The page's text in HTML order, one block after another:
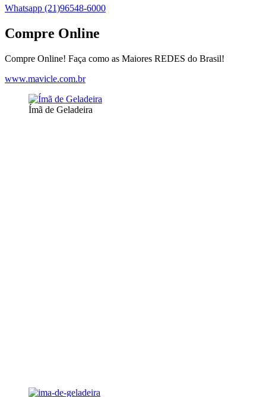
Whatsapp (21)96548-6000
Compre Online
Compre Online! Faça como as Maiores REDES do Brasil!
www.mavicle.com.br
Ímã de Geladeira